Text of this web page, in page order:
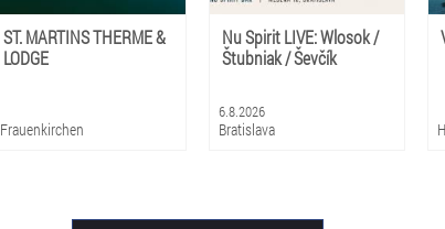
ST. MARTINS THERME &
LODGE
Frauenkirchen
Nu Spirit LIVE: Wlosok /
Štubniak / Ševčík
6.8.2026
Bratislava